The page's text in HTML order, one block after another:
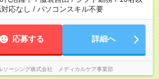
応なし / パソコンスキル不要
応募する 詳細へ
ソーシング株式会社 メディカルケア事業部